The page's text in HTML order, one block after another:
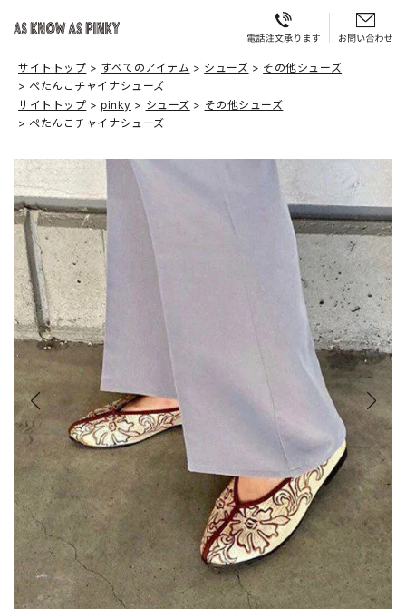
サイトトップ すべてのアイテム シューズ
その他シューズ
ぺたんこチャイナシューズ
サイトトップ
pinky シューズ
その他シューズ
ぺたんこチャイナシューズ